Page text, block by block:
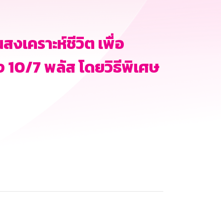
งเคราะห์ชีวิต เพื่อ
10/7 พลัส โดยวิธีพิเศษ